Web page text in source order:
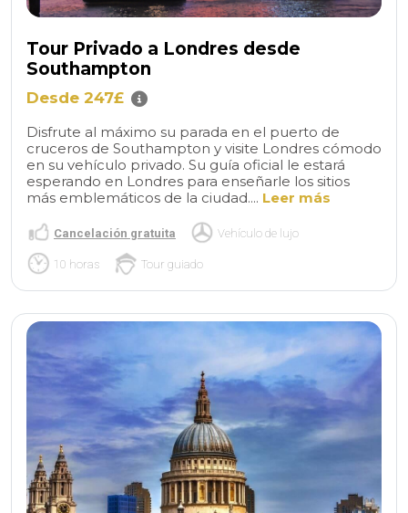
Tour Privado a Londres desde
Southampton
Desde 247£
Disfrute al máximo su parada en el puerto de
cruceros de Southampton y visite Londres cómodo
en su vehículo privado. Su guía oficial le estará
esperando en Londres para enseñarle los sitios
más emblemáticos de la ciudad.... Leer más
Cancelación gratuita Vehículo de lujo
10 horas Tour guiado